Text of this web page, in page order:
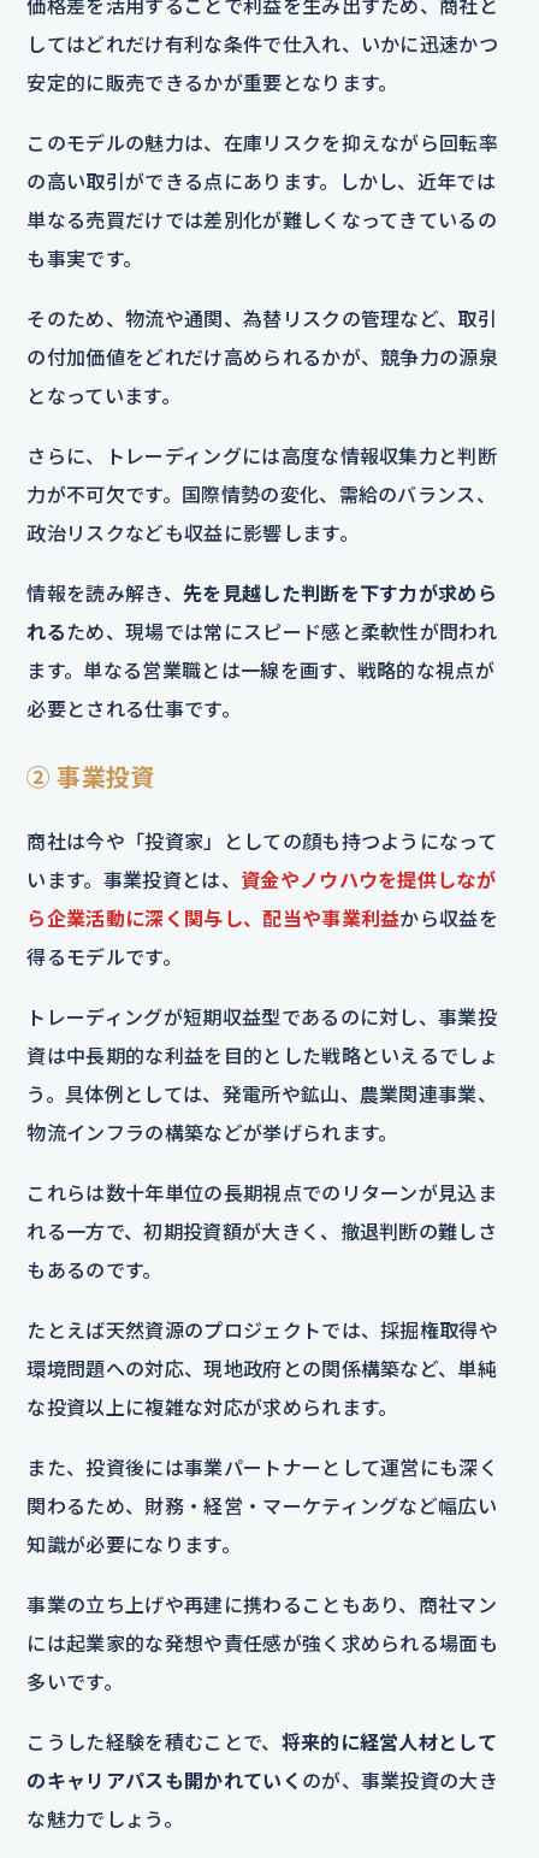
価格差を活用することで利益を生み出すため、商社と
してはどれだけ有利な条件で仕入れ、いかに迅速かつ
安定的に販売できるかが重要となります。
このモデルの魅力は、在庫リスクを抑えながら回転率
の高い取引ができる点にあります。しかし、近年では
単なる売買だけでは差別化が難しくなってきているの
も事実です。
そのため、物流や通関、為替リスクの管理など、取引
の付加価値をどれだけ高められるかが、競争力の源泉
となっています。
さらに、トレーディングには高度な情報収集力と判断
力が不可欠です。国際情勢の変化、需給のバランス、
政治リスクなども収益に影響します。
情報を読み解き、 先を見越した判断を下す力が求めら
れるため、現場では常にスピード感と柔軟性が問われ
ます。単なる営業職とは一線を画す、戦略的な視点が
必要とされる仕事です。
② 事業投資
商社は今や「投資家」としての顔も持つようになって
います。事業投資とは、 資金やノウハウを提供しなが
ら企業活動に深く関与し、配当や事業利益から収益を
得るモデルです。
トレーディングが短期収益型であるのに対し、事業投
資は中長期的な利益を目的とした戦略といえるでしょ
う。具体例としては、発電所や鉱山、農業関連事業、
物流インフラの構築などが挙げられます。
これらは数十年単位の長期視点でのリターンが見込ま
れる一方で、初期投資額が大きく、撤退判断の難しさ
もあるのです。
たとえば天然資源のプロジェクトでは、採掘権取得や
環境問題への対応、現地政府との関係構築など、単純
な投資以上に複雑な対応が求められます。
また、投資後には事業パートナーとして運営にも深く
関わるため、財務・経営・マーケティングなど幅広い
知識が必要になります。
事業の立ち上げや再建に携わることもあり、商社マン
には起業家的な発想や責任感が強く求められる場面も
多いです。
こうした経験を積むことで、 将来的に経営人材として
のキャリアパスも開かれていく のが、事業投資の大き
な魅力でしょう。